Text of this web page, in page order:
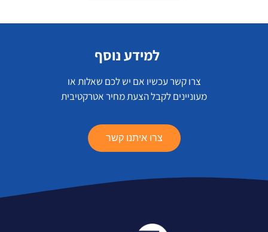
למידע נוסף
צרו קשר עכשיו אם יש לכם שאלות או
מעוניינים לקבל הצעת מחיר אטרקטיבית
צרו איתנו קשר